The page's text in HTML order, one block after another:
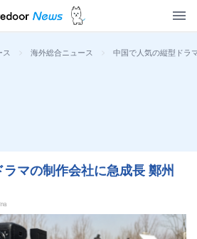
ス > 海外総合ニュース > 中国で人気の縦型ドラ
マの制作会社に急成長 鄭州